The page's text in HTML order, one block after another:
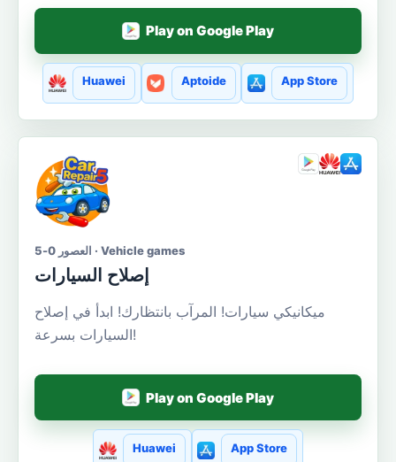
Play on Google Play
Huawei Aptoide App Store
العصور 0-5 · Vehicle games
إصلاح السيارات
ميكانيكي سيارات! المرآب بانتظارك! ابدأ في إصلاح
السيارات بسرعة!
Play on Google Play
Huawei App Store